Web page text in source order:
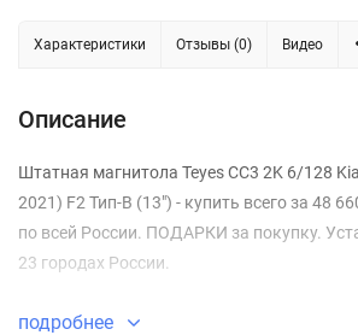
Характеристики Отзывы (0) Видео
Описание
Штатная магнитола Teyes CC3 2K 6/128
2021) F2 Тип-B (13") - купить всего за 48
по всей России. ПОДАРКИ за покупку.
23 городах России.
подробнее